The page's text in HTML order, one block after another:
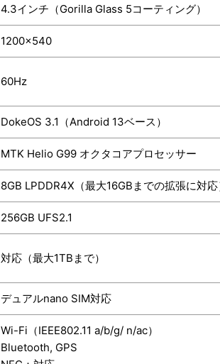
4.3インチ（Gorilla Glass 5コーティング）
1200×540
60Hz
DokeOS 3.1（Android 13ベース）
MTK Helio G99 オクタコアプロセッサー
8GB LPDDR4X（最大16GBまでの拡張に対
256GB UFS2.1
対応（最大1TBまで）
デュアルnano SIM対応
Wi-Fi（IEEE802.11 a/b/g/ n/ac）
Bluetooth, GPS